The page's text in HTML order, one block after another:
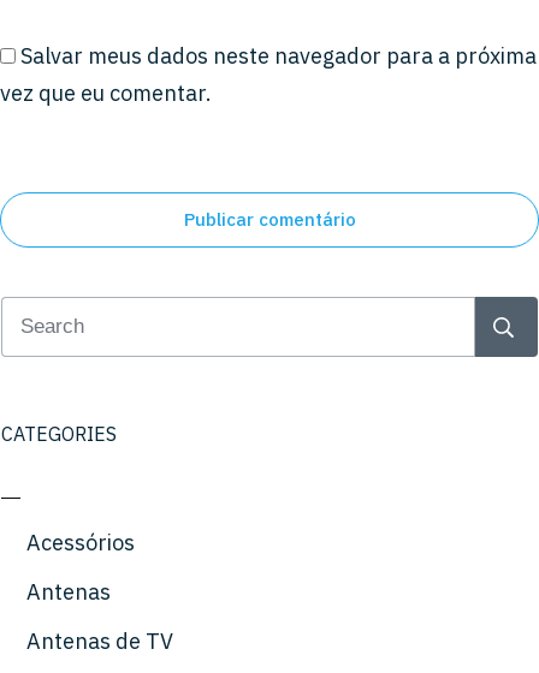
Salvar meus dados neste navegador para a próxima
vez que eu comentar.
Publicar comentário
CATEGORIES
Acessórios
Antenas
Antenas de TV